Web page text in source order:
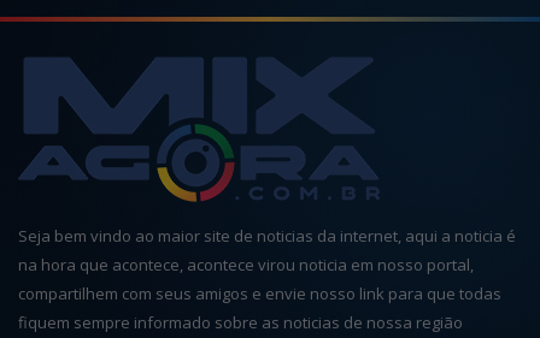
Seja bem vindo ao maior site de noticias da internet, aqui a noticia é
na hora que acontece, acontece virou noticia em nosso portal,
compartilhem com seus amigos e envie nosso link para que todas
fiquem sempre informado sobre as noticias de nossa região